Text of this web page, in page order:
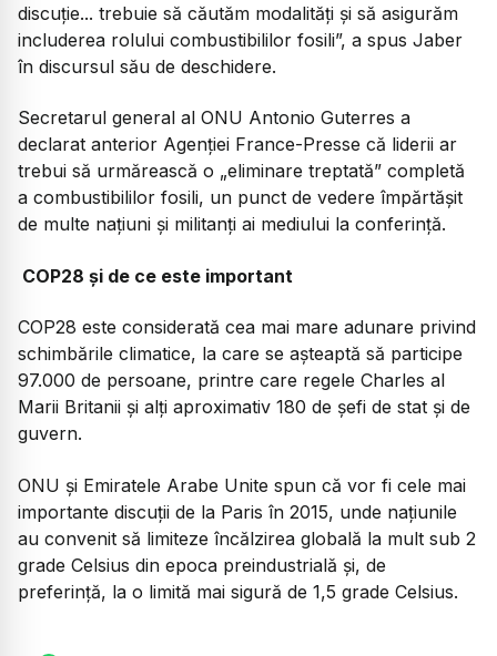
discuție... trebuie să căutăm modalități și să asigurăm
includerea rolului combustibililor fosili”, a spus Jaber
în discursul său de deschidere.
Secretarul general al ONU Antonio Guterres a
declarat anterior Agenției France-Presse că liderii ar
trebui să urmărească o „eliminare treptată” completă
a combustibililor fosili, un punct de vedere împărtășit
de multe națiuni și militanți ai mediului la conferință.
COP28 și de ce este important
COP28 este considerată cea mai mare adunare privind
schimbările climatice, la care se așteaptă să participe
97.000 de persoane, printre care regele Charles al
Marii Britanii și alți aproximativ 180 de șefi de stat și de
guvern.
ONU și Emiratele Arabe Unite spun că vor fi cele mai
importante discuții de la Paris în 2015, unde națiunile
au convenit să limiteze încălzirea globală la mult sub 2
grade Celsius din epoca preindustrială și, de
preferință, la o limită mai sigură de 1,5 grade Celsius.